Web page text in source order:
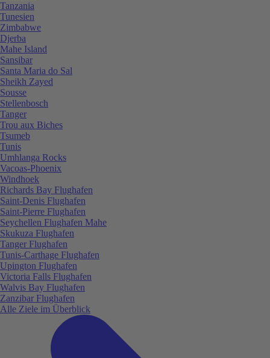
Tanzania
Tunesien
Zimbabwe
Djerba
Mahe Island
Sansibar
Santa Maria do Sal
Sheikh Zayed
Sousse
Stellenbosch
Tanger
Trou aux Biches
Tsumeb
Tunis
Umhlanga Rocks
Vacoas-Phoenix
Windhoek
Richards Bay Flughafen
Saint-Denis Flughafen
Saint-Pierre Flughafen
Seychellen Flughafen Mahe
Skukuza Flughafen
Tanger Flughafen
Tunis-Carthage Flughafen
Upington Flughafen
Victoria Falls Flughafen
Walvis Bay Flughafen
Zanzibar Flughafen
Alle Ziele im Überblick